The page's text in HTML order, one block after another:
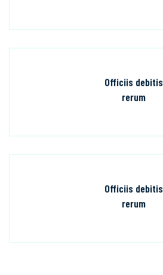
Officiis debitis
rerum
Officiis debitis
rerum